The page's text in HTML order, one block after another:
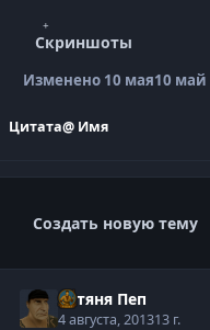
Скриншоты
Изменено 10 мая10 май
Цитата@ Имя
Создать новую тему
Батяня Пеп
4 августа, 201313 г.